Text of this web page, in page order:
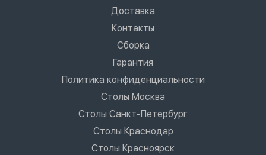
Доставка
Контакты
Сборка
Гарантия
Политика конфиденциальности
Столы Москва
Столы Санкт-Петербург
Столы Краснодар
Столы Красноярск